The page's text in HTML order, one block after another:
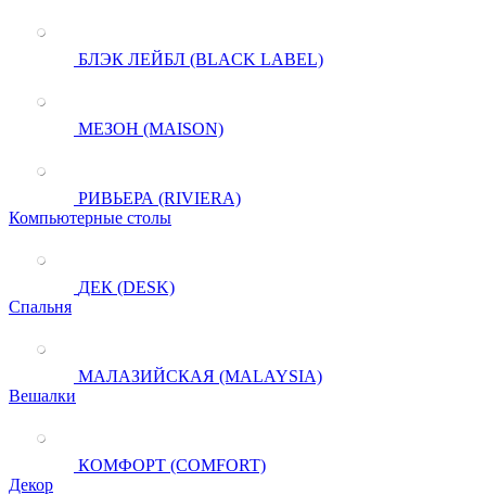
БЛЭК ЛЕЙБЛ (BLACK LABEL)
МЕЗОН (MAISON)
РИВЬЕРА (RIVIERA)
Компьютерные столы
ДЕК (DESK)
Спальня
МАЛАЗИЙСКАЯ (MALAYSIA)
Вешалки
КОМФОРТ (COMFORT)
Декор